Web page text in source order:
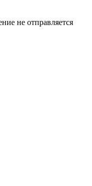
не отправляется